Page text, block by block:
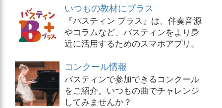
いつもの教材にプラス
『バスティン プラス』は、伴奏音源
やコラムなど、バスティンをより身
近に活用するためのスマホアプリ。
コンクール情報
バスティンで参加できるコンクール
をご紹介。いつもの曲でチャレンジ
してみませんか？